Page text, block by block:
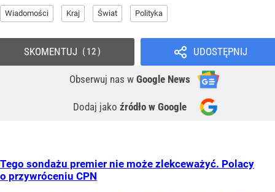
Wiadomości Kraj Świat Polityka
UDOSTĘPNIJ
Obserwuj nas w Google News
Dodaj jako źródło w Google
SKOMENTUJ 12
Tego sondażu premier nie może zlekceważyć. Polacy
o przywróceniu CPN